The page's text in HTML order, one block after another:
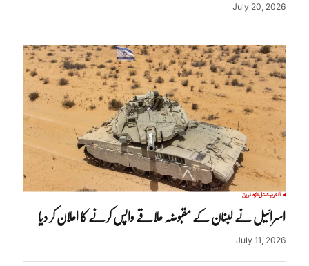
July 20, 2026
انٹرنیشنلتازہ ترین
اسرائیل نے لبنان کے مقبوضہ علاقے واپس کرنے کا اعلان کر دیا
July 11, 2026